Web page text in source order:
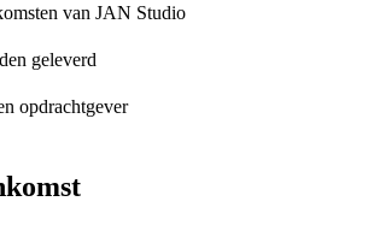
van JAN Studio
geleverd
opdrachtgever